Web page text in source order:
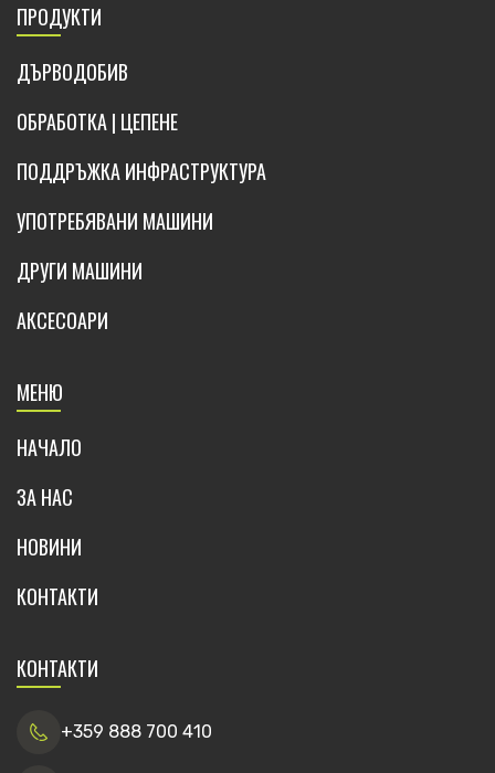
ПРОДУКТИ
ДЪРВОДОБИВ
ОБРАБОТКА | ЦЕПЕНЕ
ПОДДРЪЖКА ИНФРАСТРУКТУРА
УПОТРЕБЯВАНИ МАШИНИ
ДРУГИ МАШИНИ
АКСЕСОАРИ
МЕНЮ
НАЧАЛО
ЗА НАС
НОВИНИ
КОНТАКТИ
КОНТАКТИ
+359 888 700 410